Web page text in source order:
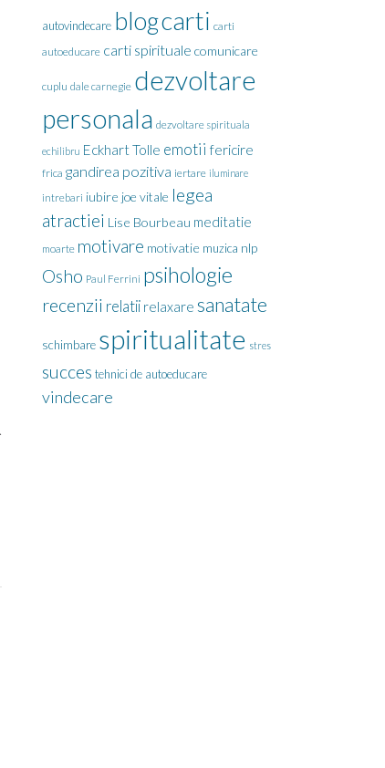
autovindecare blogcarti carti
autoeducare carti spirituale comunicare
cuplu dale carnegie dezvoltare
personala dezvoltare spirituala
echilibru Eckhart Tolle emotii fericire
frica gandirea pozitiva iertare iluminare
intrebari iubire joe vitale legea
atractiei Lise Bourbeau meditatie
moarte motivare motivatie muzica nlp
Osho Paul Ferrini psihologie
recenzii relatii relaxare sanatate
schimbare spiritualitate stres
succes tehnici de autoeducare
vindecare